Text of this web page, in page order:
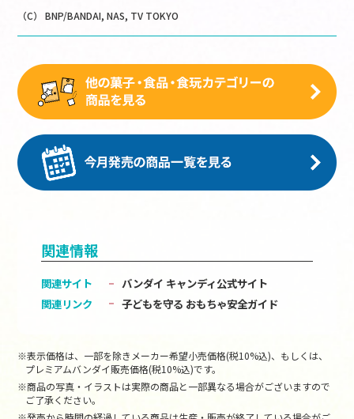
（C） BNP/BANDAI, NAS, TV TOKYO
関連情報
関連サイト
バンダイ キャンディ公式サイト
関連リンク
子どもを守る おもちゃ安全ガイド
※表示価格は、一部を除きメーカー希望小売価格(税10%込)、もしくは、
プレミアムバンダイ販売価格(税10%込)です。
※商品の写真・イラストは実際の商品と一部異なる場合がございますので
ご了承ください。